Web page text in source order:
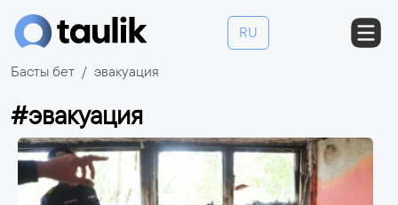
RU
Басты бет эвакуация
#эвакуация